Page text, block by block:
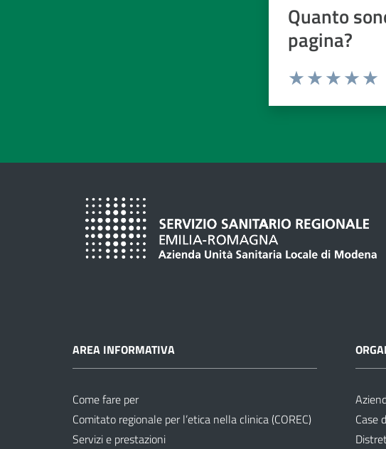
Quanto
pagina?
Valuta da 1 a 5 stelle
AREA INFORMATIVA
Come fare per
Comitato regionale per l’etica nella clinica (COREC)
Servizi e prestazioni
Case